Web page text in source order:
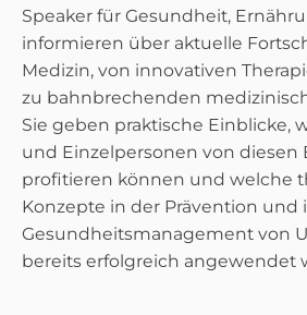
Speaker für Gesundheit,
informieren über aktuelle
Medizin, von innovativen
zu bahnbrechenden
Sie geben praktische Einblicke,
und Einzelpersonen von diesen
profitieren können und welche
Konzepte in der Prävention und
Gesundheitsmanagement von
bereits erfolgreich angewendet